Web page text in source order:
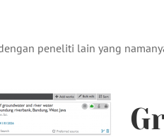
peneliti lain yang